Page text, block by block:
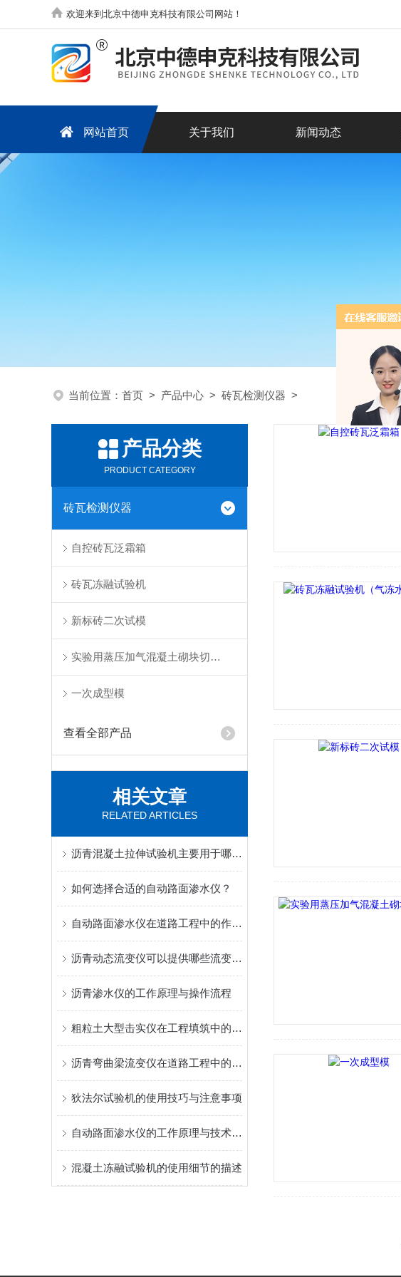
欢迎来到北京中德申克科技有限公司网站！
网站首页 关于我们 新闻动态
当前位置： 首页 > 产品中心 > 砖瓦检测仪器 >
产品分类
PRODUCT CATEGORY
砖瓦检测仪器
自控砖瓦泛霜箱
砖瓦冻融试验机
新标砖二次试模
实验用蒸压加气混凝土砌块切割机
一次成型模
查看全部产品
相关文章
RELATED ARTICLES
沥青混凝土拉伸试验机主要用于哪些测试和研究？
如何选择合适的自动路面渗水仪？
自动路面渗水仪在道路工程中的作用与意义
沥青动态流变仪可以提供哪些流变学参数？
沥青渗水仪的工作原理与操作流程
粗粒土大型击实仪在工程填筑中的质量控制研究
沥青弯曲梁流变仪在道路工程中的应用
狄法尔试验机的使用技巧与注意事项
自动路面渗水仪的工作原理与技术特点
混凝土冻融试验机的使用细节的描述